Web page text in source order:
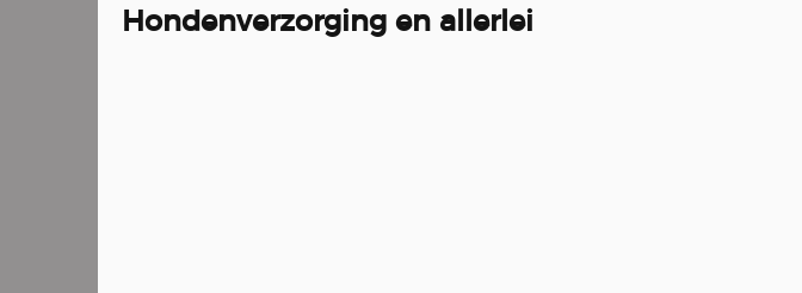
Hondenverzorging en allerlei